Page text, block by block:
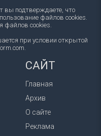
вы подтверждаете, что
файлов cookies.
файлов cookies.
при условии открытой
САЙТ
Главная
Архив
О сайте
Реклама